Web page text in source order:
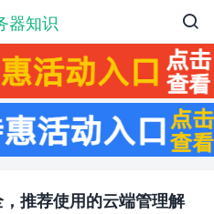
器知识 
推荐使用的云端管理解